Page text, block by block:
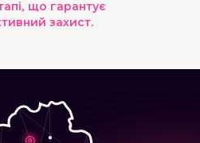
що гарантує
захист.